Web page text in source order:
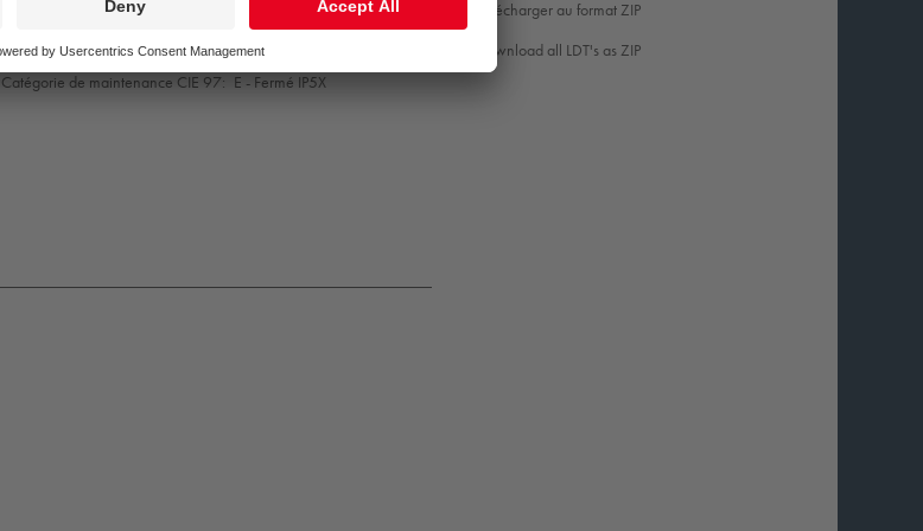
Télécharger au format ZIP
Download all LDT's as ZIP
1x LED_DRV
33 W Facteur de puissance = 0,97
Gestion d’éclairage: Dali2Dim
Catégorie de maintenance CIE 97: E - Fermé IP5X